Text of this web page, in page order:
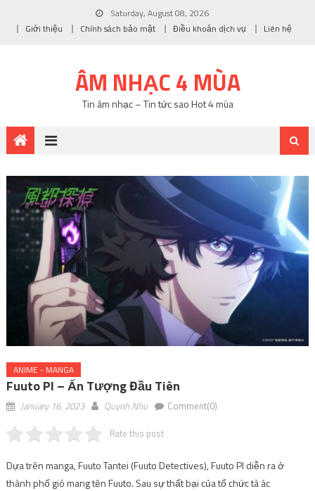
Saturday, August 08, 2026
Giới thiệu
Chính sách bảo mật Điều khoản dịch vụ Liên hệ
ÂM NHẠC 4 MÙA
Tin âm nhạc – Tin tức sao Hot 4 mùa
ANIME - MANGA
Fuuto PI – Ấn Tượng Đầu Tiên
January 16, 2023 Quynh Nhu Comment(0)
Rate this post
Dựa trên manga, Fuuto Tantei (Fuuto Detectives), Fuuto PI diễn ra ở
thành phố gió mang tên Fuuto. Sau sự thất bại của tổ chức tà ác